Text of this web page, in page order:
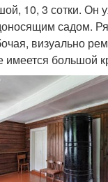
10, 3 сотки. Он
садом.
визуально
имеется большой